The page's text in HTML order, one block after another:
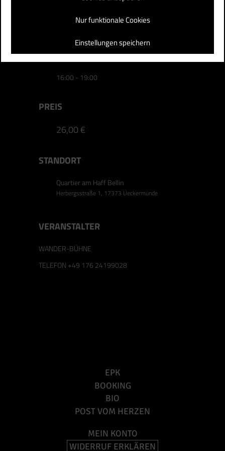
Nur funktionale Cookies
Einstellungen speichern
Abgelaufen!
UHRZEIT
16:00 - 19:00
PREIS
26,00 €
STANDORT
Quartier am Haff Bellin
Herbergsstraße 1, 17373 Ueckermünde
VERANSTALTER
WANDER-BÜHNE
TELEFON +49 176 24199028
EPK
BOOKING
BIO
POST VOM HERZEN
MEIN KONTO
WIDERRUF ERKLÄREN